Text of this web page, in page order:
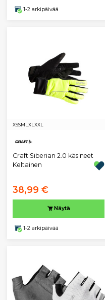
1-2 arkipäivää
XSSML XL XXL
Craft Siberian 2.0 käsineet
Keltainen
38,99 €
Näytä
1-2 arkipäivää